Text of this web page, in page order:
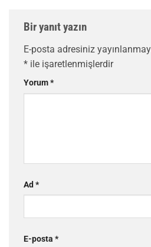
Bir yanıt yazın
E-posta adresiniz
* ile işaretlenmişlerdir
Yorum*
Ad *
E-posta *